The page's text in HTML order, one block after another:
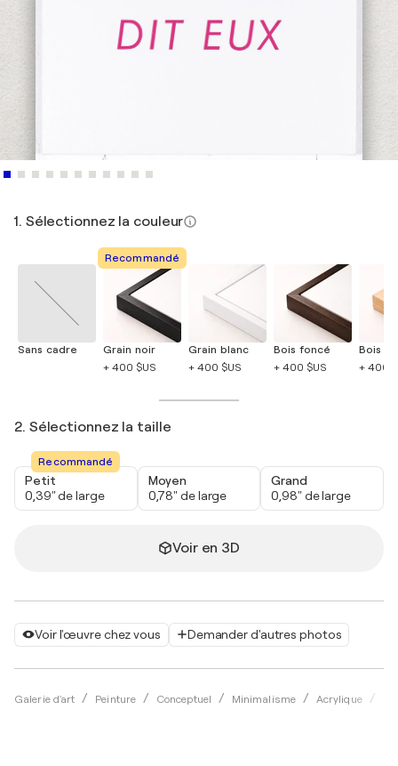
Voir l'œuvre chez vous Demander d'autres photos
Galerie d'art Peinture Conceptuel Minimalisme Acrylique
1. Sélectionnez la couleur
Sans cadre
Recommandé
Grain noir
+ 400 $US
Grain blanc
+ 400 $US
Bois foncé
+ 400 $US
Bois
+ 400
2. Sélectionnez la taille
Recommandé
Petit
0,39" de large
Moyen
0,78" de large
Grand
0,98" de large
Voir en 3D